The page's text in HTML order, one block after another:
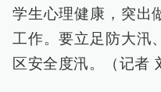
学生心理健康，突出
工作。要立足防大汛
区安全度汛。（记者